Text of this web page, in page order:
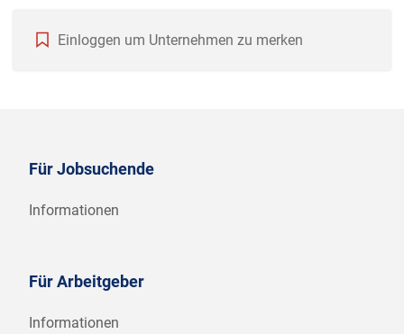
Einloggen um Unternehmen zu merken
Für Jobsuchende
Informationen
Für Arbeitgeber
Informationen